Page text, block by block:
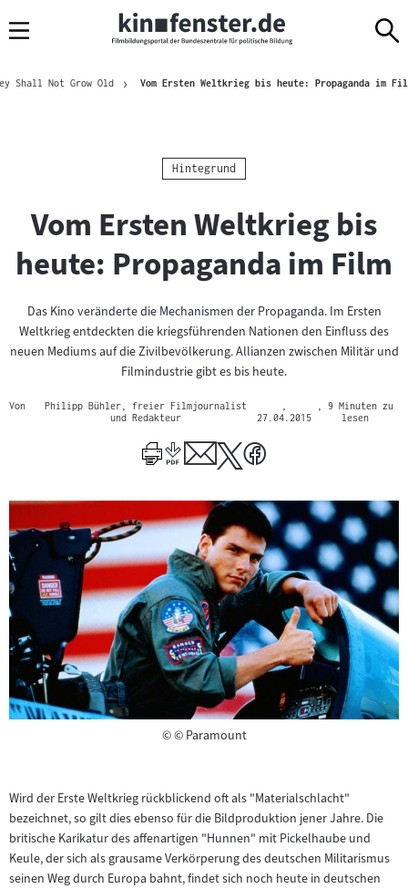
Navigation
zum
zur
amBrotkrümelnavigation
Shall Not Grow Old Vom Ersten Weltkrieg bis heute: Propaganda im
Kategorie:
Hintegrund
Vom Ersten Weltkrieg bis
heute: Propaganda im Film
Das Kino veränderte die Mechanismen der Propaganda. Im Ersten
Weltkrieg entdeckten die kriegsführenden Nationen den Einfluss des
neuen Mediums auf die Zivilbevölkerung. Allianzen zwischen Militär und
Filmindustrie gibt es bis heute.
Von
Philipp Bühler, freier Filmjournalist
und Redakteur
27.04.2015
, 9 Minuten zu
lesen
©Copyright
© Paramount
Wird der Erste Weltkrieg rückblickend oft als "Materialschlacht"
bezeichnet, so gilt dies ebenso für die Bildproduktion jener Jahre. Die
britische Karikatur des affenartigen "Hunnen" mit Pickelhaube und
Keule, der sich als grausame Verkörperung des deutschen Militarismus
seinen Weg durch Europa bahnt, findet sich noch heute in deutschen